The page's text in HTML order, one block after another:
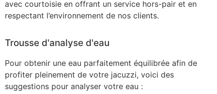
avec courtoisie en offrant un service hors-pair et en
respectant l’environnement de nos clients.
Trousse d'analyse d'eau
Pour obtenir une eau parfaitement équilibrée afin de
profiter pleinement de votre jacuzzi, voici des
suggestions pour analyser votre eau :